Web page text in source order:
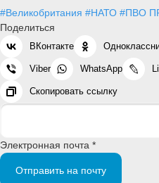
#Великобритания #НАТО #ПВО
Поделиться
ВКонтакте
Viber WhatsApp
Скопировать ссылку
Электронная почта *
Отправить на почту